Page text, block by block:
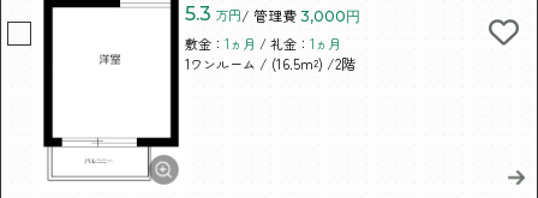
5.3 万円/ 管理費 3,000円
敷金：1ヵ月 / 礼金：1ヵ月
1ワンルーム / (16.5m²) /2階